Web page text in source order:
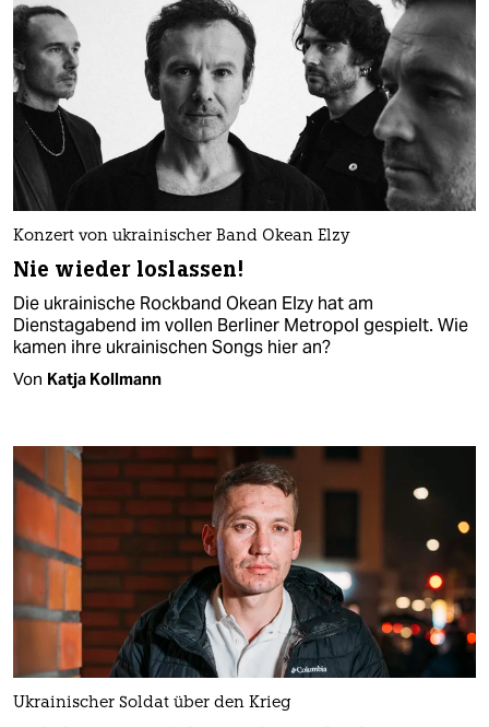
Konzert von ukrainischer Band Okean Elzy
Nie wieder loslassen!
Die ukrainische Rockband Okean Elzy hat am
Dienstagabend im vollen Berliner Metropol gespielt. Wie
kamen ihre ukrainischen Songs hier an?
Von Katja Kollmann
Ukrainischer Soldat über den Krieg